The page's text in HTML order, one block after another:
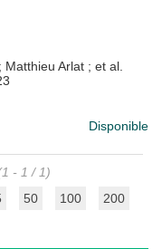
; Matthieu Arlat ; et al.
Disponible
- 1 / 1)
50 100 200